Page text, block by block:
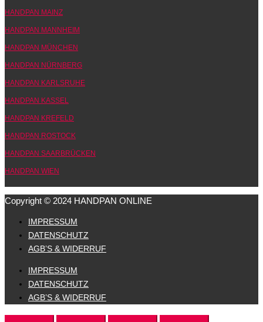
HANDPAN MAINZ
HANDPAN MANNHEIM
HANDPAN MÜNCHEN
HANDPAN NÜRNBERG
HANDPAN KARLSRUHE
HANDPAN KASSEL
HANDPAN KREFELD
HANDPAN ROSTOCK
HANDPAN SAARBRÜCKEN
HANDPAN WIEN
Copyright © 2024 HANDPAN ONLINE
IMPRESSUM
DATENSCHUTZ
AGB’S & WIDERRUF
IMPRESSUM
DATENSCHUTZ
AGB’S & WIDERRUF